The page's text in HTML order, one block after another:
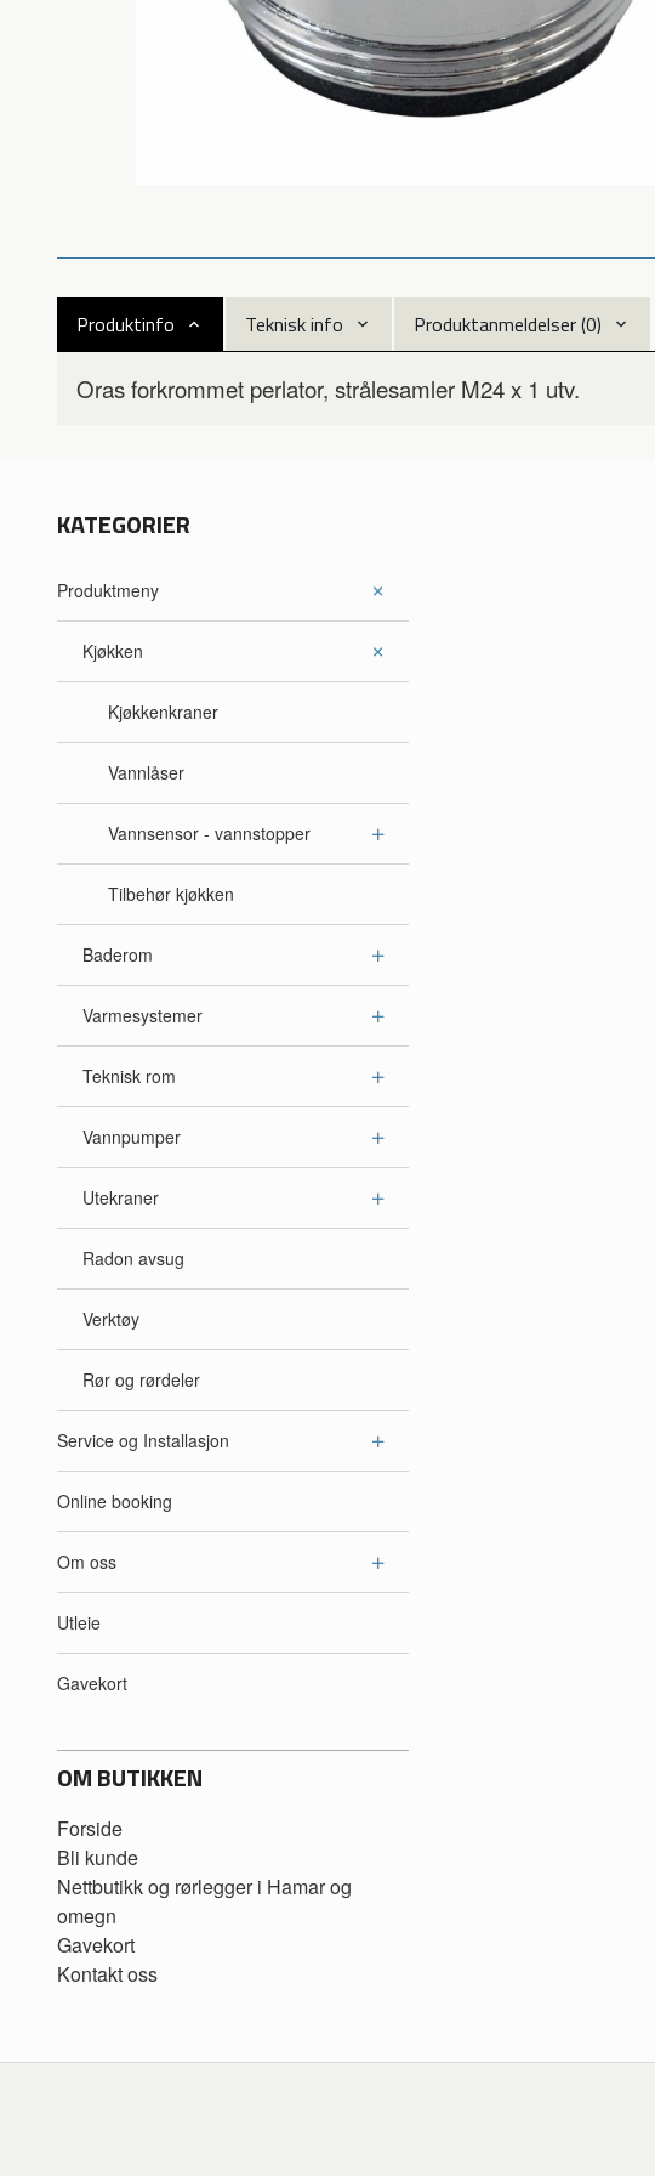
Produktinfo Teknisk info Produktanmeldelser (0)
Oras forkrommet perlator, strålesamler M24 x 1 utv.
KATEGORIER
Produktmeny
Kjøkken
Kjøkkenkraner
Vannlåser
Vannsensor - vannstopper
Tilbehør kjøkken
Baderom
Varmesystemer
Teknisk rom
Vannpumper
Utekraner
Radon avsug
Verktøy
Rør og rørdeler
Service og Installasjon
Online booking
Om oss
Utleie
Gavekort
OM BUTIKKEN
Forside
Bli kunde
Nettbutikk og rørlegger i Hamar og
omegn
Gavekort
Kontakt oss